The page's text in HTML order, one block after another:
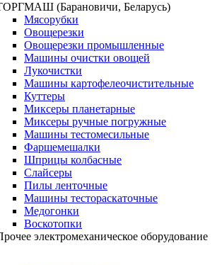
(Барановичи, Беларусь)
Мясорубки
Овощерезки
Овощерезки промышленные
Машины очистки овощей
Лукочистки
Машины картофелеочистительные
Куттеры
Миксеры планетарные
Миксеры ручные погружные
Машины тестомесильные
Фаршемешалки
Шприцы колбасные
Слайсеры
Пилы ленточные
Машины тестораскаточные
Медогонки
Воскотопки
электромеханическое оборудование